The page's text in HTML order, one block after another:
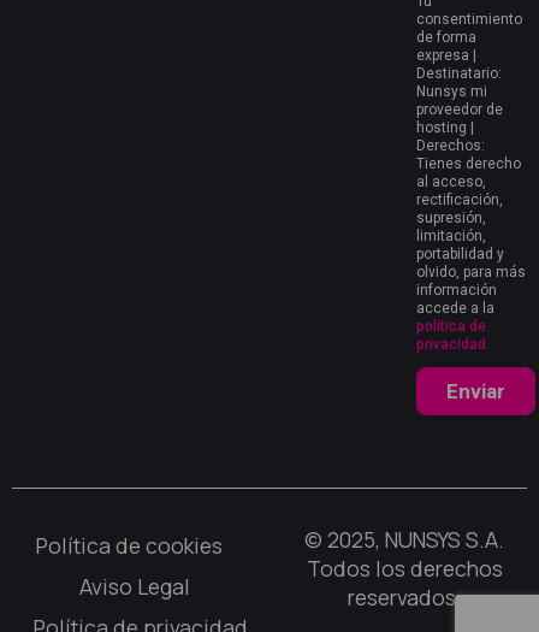
consentimiento
de forma
expresa |
Destinatario:
Nunsys mi
proveedor de
hosting |
Derechos:
Tienes derecho
al acceso,
rectificación,
supresión,
limitación,
portabilidad y
olvido, para más
información
accede a la
política de
privacidad.
Enviar
© 2025, NUNSYS S.A.
Todos los derechos
reservados.
Política de cookies
Aviso Legal